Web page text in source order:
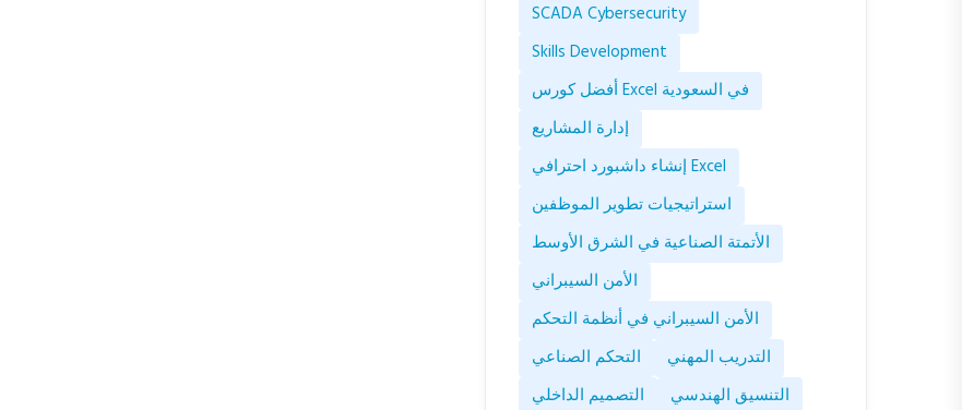
SCADA Cybersecurity
Skills Development
أفضل كورس Excel في السعودية
إدارة المشاريع
إنشاء داشبورد احترافي Excel
استراتيجيات تطوير الموظفين
الأتمتة الصناعية في الشرق الأوسط
الأمن السيبراني
الأمن السيبراني في أنظمة التحكم
التحكم الصناعي
التدريب المهني
التصميم الداخلي
التنسيق الهندسي